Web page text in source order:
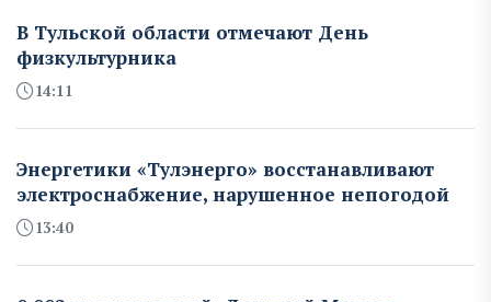
В Тульской области отмечают День
физкультурника
14:11
Энергетики «Тулэнерго» восстанавливают
электроснабжение, нарушенное непогодой
13:40